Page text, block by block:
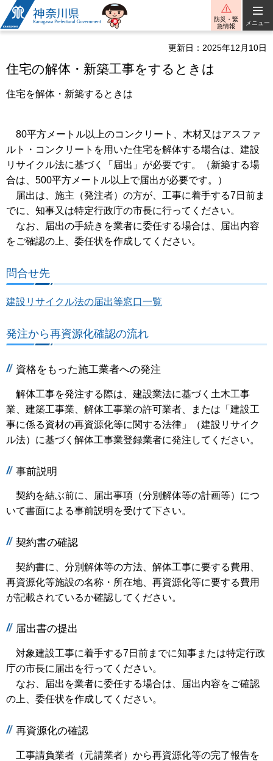
神奈川県
防災・緊
急情報
メニュー
更新日：2025年12月10日
住宅の解体・新築工事をするときは
住宅を解体・新築するときは
80平方メートル以上のコンクリート、木材又はアスファ
ルト・コンクリートを用いた住宅を解体する場合は、建設
リサイクル法に基づく「届出」が必要です。（新築する場
合は、500平方メートル以上で届出が必要です。）
届出は、施主（発注者）の方が、工事に着手する7日前ま
でに、知事又は特定行政庁の市長に行ってください。
なお、届出の手続きを業者に委任する場合は、届出内容
をご確認の上、委任状を作成してください。
問合せ先
建設リサイクル法の届出等窓口一覧
発注から再資源化確認の流れ
資格をもった施工業者への発注
解体工事を発注する際は、建設業法に基づく土木工事
業、建築工事業、解体工事業の許可業者、または「建設工
事に係る資材の再資源化等に関する法律」（建設リサイク
ル法）に基づく解体工事業登録業者に発注してください。
事前説明
契約を結ぶ前に、届出事項（分別解体等の計画等）につ
いて書面による事前説明を受けて下さい。
契約書の確認
契約書に、分別解体等の方法、解体工事に要する費用、
再資源化等施設の名称・所在地、再資源化等に要する費用
が記載されているか確認してください。
届出書の提出
対象建設工事に着手する7日前までに知事または特定行政
庁の市長に届出を行ってください。
なお、届出を業者に委任する場合は、届出内容をご確認
の上、委任状を作成してください。
再資源化の確認
工事請負業者（元請業者）から再資源化等の完了報告を